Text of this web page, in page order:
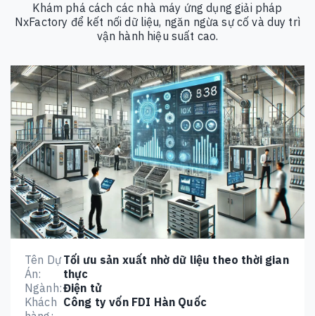
Khám phá cách các nhà máy ứng dụng giải pháp
NxFactory để kết nối dữ liệu, ngăn ngừa sự cố và duy trì
vận hành hiệu suất cao.
Tên Dự
Án:
Tối ưu sản xuất nhờ dữ liệu theo thời gian
thực
Ngành:Điện tử
Khách Công ty vốn FDI Hàn Quốc